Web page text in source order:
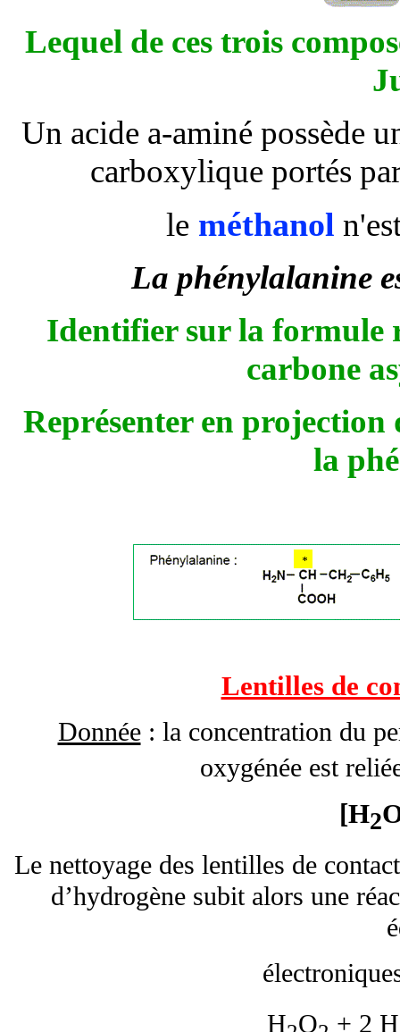
Lequel de ces trois
Un acide a-aminé possède
carboxylique portés
le méthanol
La phénylalanine
Identifier sur la formule
carbone
Représenter en
la
Lentilles de
Donnée: la concentration du
oxygénée est
[H2
Le nettoyage des lentilles de
d’hydrogène subit alors une
H O + 2 H